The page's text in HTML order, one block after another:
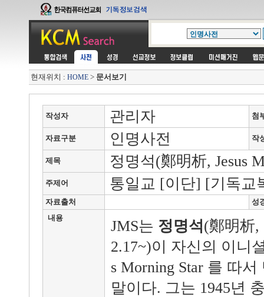
현재위치 : HOME > 문서보기
작성자 관리자 첨
자료구분 인명사전 작
제목 정명석(鄭明析, Jesus
주제어 통일교 [이단] [기독교
자료출처
성
내용
JMS는 정명석(鄭明析,
2.17~)이 자신의 이니
s Morning Star 를 따서
말이다. 그는 1945년